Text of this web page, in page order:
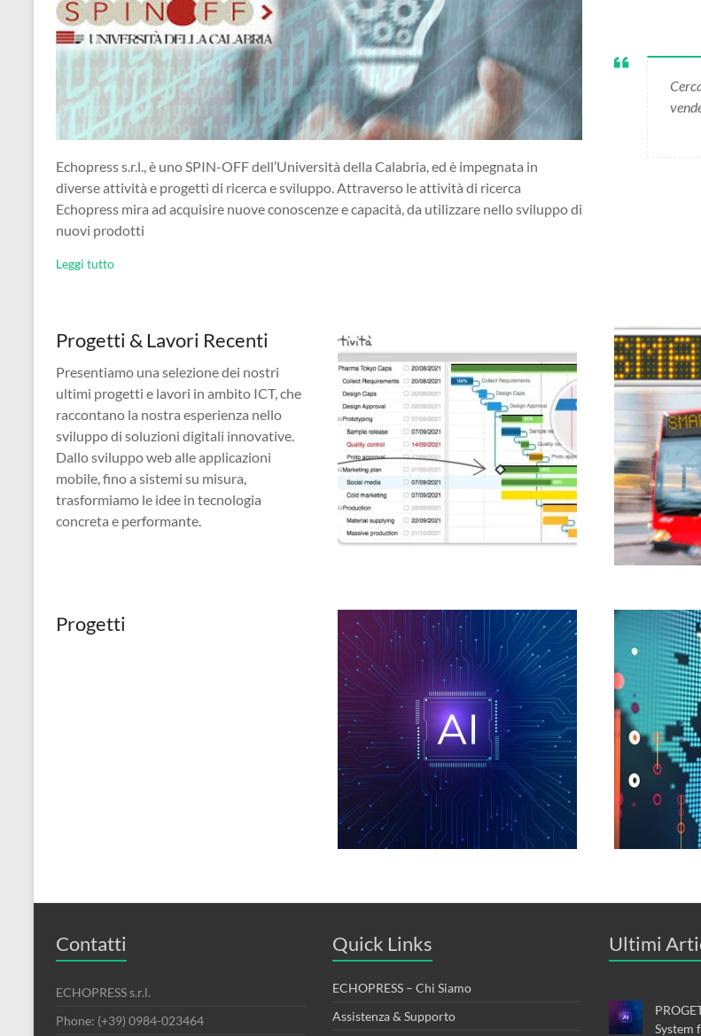
Echopress s.r.l., è uno SPIN-OFF dell’Università della Calabria, ed è impegnata in
diverse attività e progetti di ricerca e sviluppo. Attraverso le attività di ricerca
Echopress mira ad acquisire nuove conoscenze e capacità, da utilizzare nello sviluppo di
nuovi prodotti
Leggi tutto
Progetti & Lavori Recenti
Presentiamo una selezione dei nostri
ultimi progetti e lavori in ambito ICT, che
raccontano la nostra esperienza nello
sviluppo di soluzioni digitali innovative.
Dallo sviluppo web alle applicazioni
mobile, fino a sistemi su misura,
trasformiamo le idee in tecnologia
concreta e performante.
Progetti
Contatti
ECHOPRESS s.r.l.
Phone: (+39) 0984-023464
Quick Links
ECHOPRESS – Chi Siamo
Assistenza & Supporto
Ultimi
System